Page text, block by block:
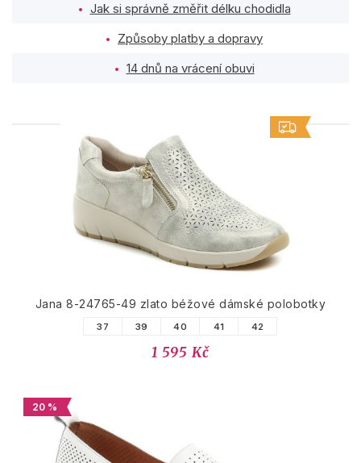
Jak si správně změřit délku chodidla
Způsoby platby a dopravy
14 dnů na vrácení obuvi
PODOBNÉ PRODUKTY
Jana 8-24765-49 zlato béžové dámské polobotky
37 39 40 41 42
1 595 Kč
20 %